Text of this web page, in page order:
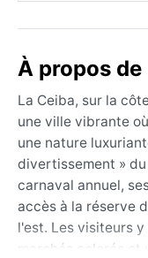
À propos de
La Ceiba, sur la
une ville vibrante
une nature
divertissement »
carnaval annuel,
accès à la réserve
l'est. Les visiteurs
marchés colorés